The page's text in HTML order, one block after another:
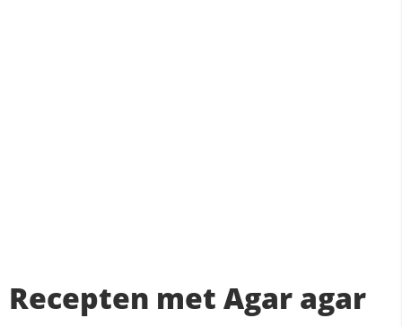
Recepten met Agar agar